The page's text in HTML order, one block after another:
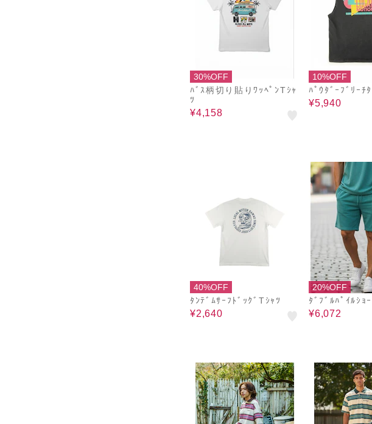
30%OFF
ﾊﾞｽ柄切り貼りﾜｯﾍﾟﾝTｼｬ
ﾂ
¥4,158
10%OFF
ﾊﾟｳﾀﾞｰﾌﾞﾘｰﾁ
¥5,940
40%OFF
ﾀﾝﾃﾞﾑｻｰﾌﾄﾞｯｸﾞTｼｬﾂ
¥2,640
20%OFF
ﾀﾞﾌﾞﾙﾊﾟｲﾙｼｮ
¥6,072